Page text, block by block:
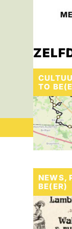
TO
NEWS,
BE(ER)